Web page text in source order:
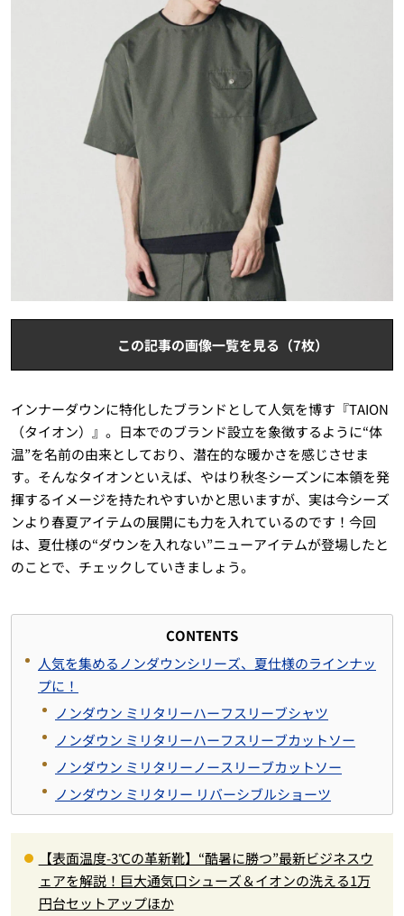
この記事の画像一覧を見る（7枚）
インナーダウンに特化したブランドとして人気を博す『TAION
（タイオン）』。日本でのブランド設立を象徴するように“体
温”を名前の由来としており、潜在的な暖かさを感じさせま
す。そんなタイオンといえば、やはり秋冬シーズンに本領を発
揮するイメージを持たれやすいかと思いますが、実は今シーズ
ンより春夏アイテムの展開にも力を入れているのです！今回
は、夏仕様の“ダウンを入れない”ニューアイテムが登場したと
のことで、チェックしていきましょう。
CONTENTS
人気を集めるノンダウンシリーズ、夏仕様のラインナッ
プに！
ノンダウン ミリタリーハーフスリーブシャツ
ノンダウン ミリタリーハーフスリーブカットソー
ノンダウン ミリタリーノースリーブカットソー
ノンダウン ミリタリー リバーシブルショーツ
【表面温度-3℃の革新靴】“酷暑に勝つ”最新ビジネスウ
ェアを解説！巨大通気口シューズ＆イオンの洗える1万
円台セットアップほか